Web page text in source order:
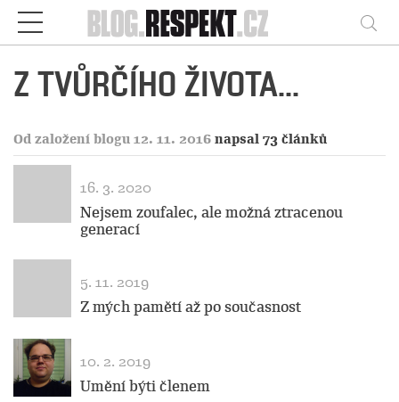
Respekt
Z TVŮRČÍHO ŽIVOTA...
Od založení blogu 12. 11. 2016 napsal 73 článků
16. 3. 2020
Nejsem zoufalec, ale možná ztracenou
generací
5. 11. 2019
Z mých pamětí až po současnost
10. 2. 2019
Umění býti členem